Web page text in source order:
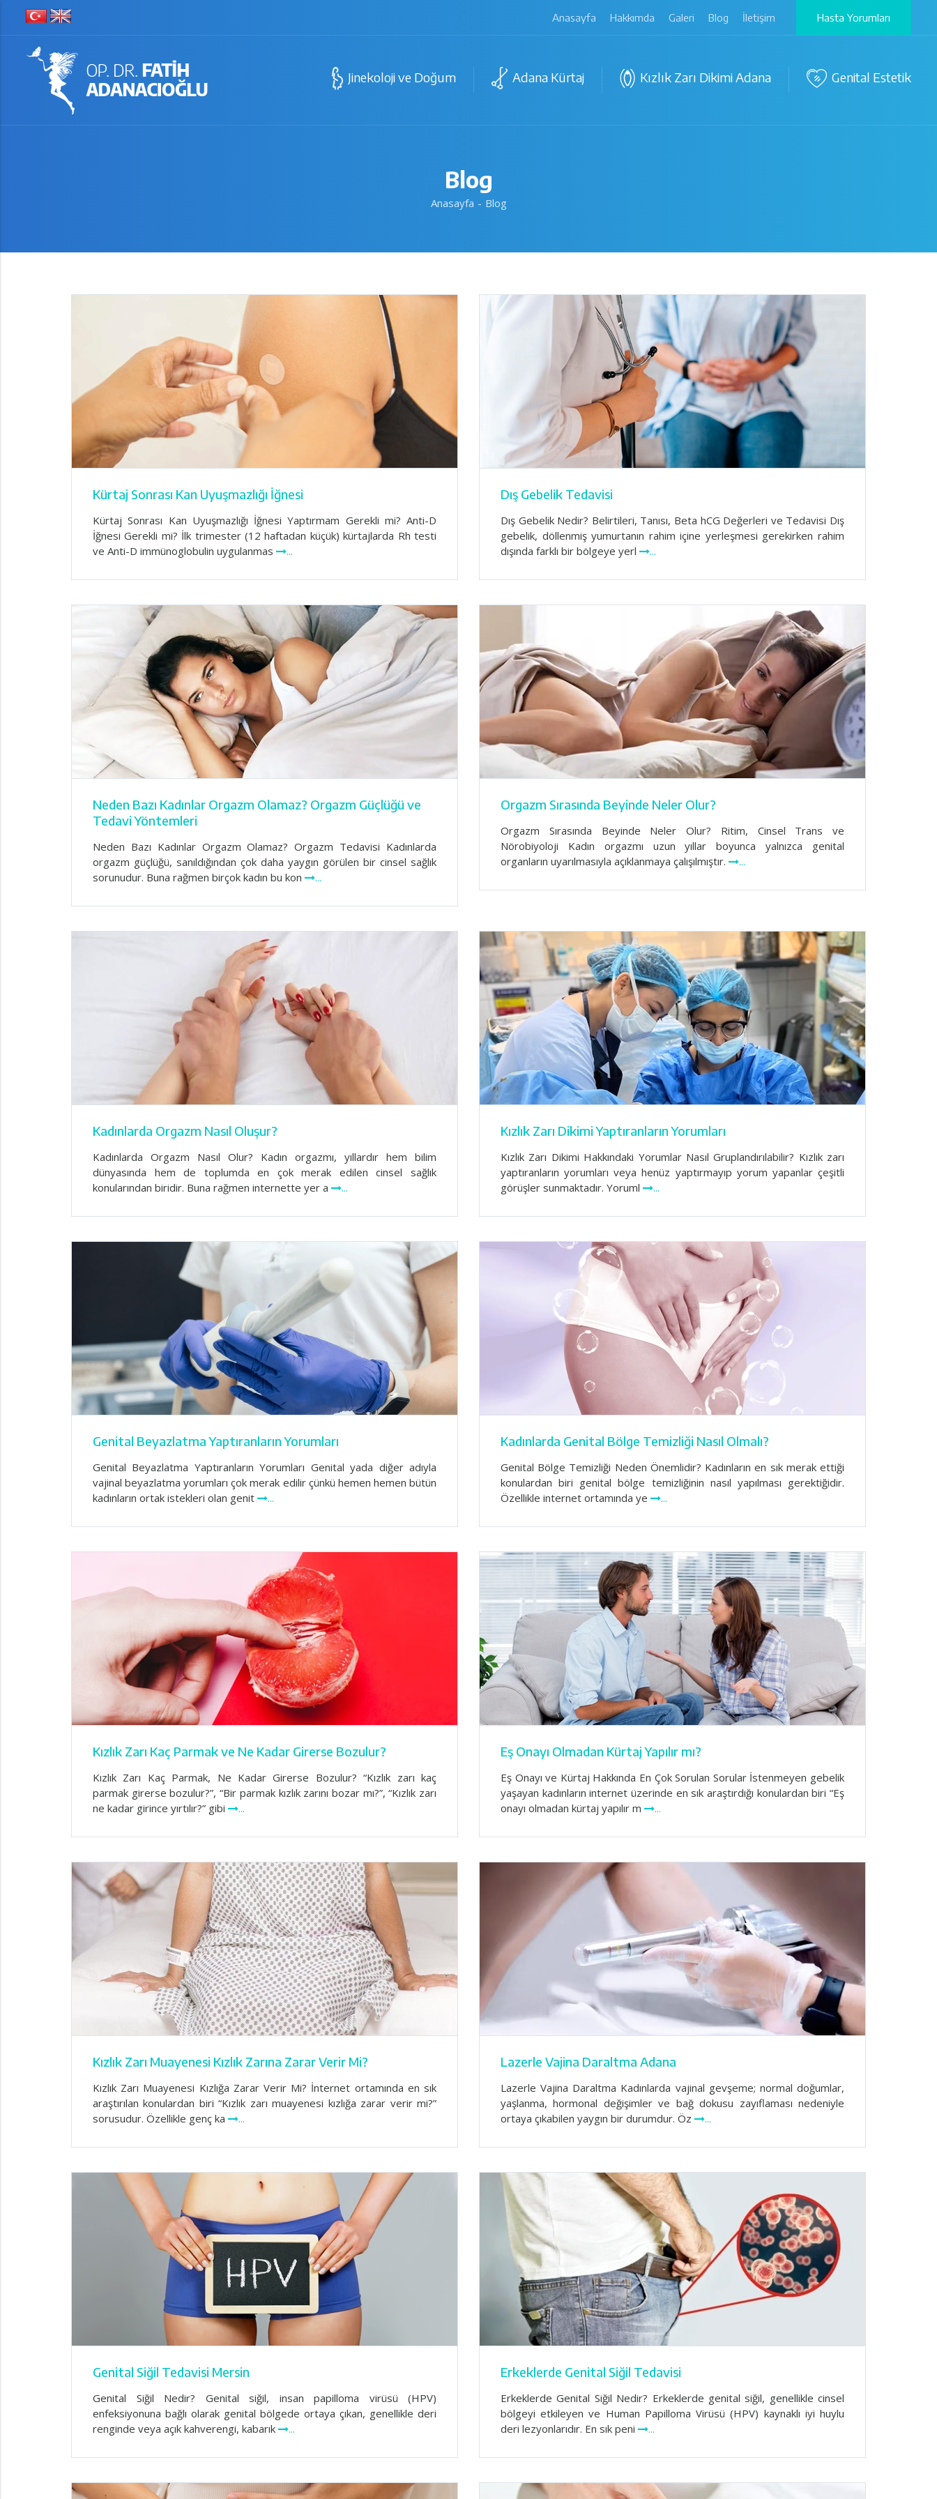
Hasta Yorumları
Anasayfa Hakkımda Galeri Blog İletişim
Jinekoloji ve Doğum Adana Kürtaj Kızlık Zarı Dikimi Adana Genital Estetik
Blog
Anasayfa Blog
Kürtaj Sonrası Kan Uyuşmazlığı İğnesi
Kürtaj Sonrası Kan Uyuşmazlığı İğnesi Yaptırmam Gerekli mi? Anti-D
İğnesi Gerekli mi? İlk trimester (12 haftadan küçük) kürtajlarda Rh testi
ve Anti-D immünoglobulin uygulanmas
...
Dış Gebelik Tedavisi
Dış Gebelik Nedir? Belirtileri, Tanısı, Beta hCG Değerleri ve Tedavisi Dış
gebelik, döllenmiş yumurtanın rahim içine yerleşmesi gerekirken rahim
dışında farklı bir bölgeye yerl
...
Neden Bazı Kadınlar Orgazm Olamaz? Orgazm Güçlüğü ve
Tedavi Yöntemleri
Neden Bazı Kadınlar Orgazm Olamaz? Orgazm Tedavisi Kadınlarda
orgazm güçlüğü, sanıldığından çok daha yaygın görülen bir cinsel sağlık
sorunudur. Buna rağmen birçok kadın bu kon
...
Orgazm Sırasında Beyinde Neler Olur?
Orgazm Sırasında Beyinde Neler Olur? Ritim, Cinsel Trans ve
Nörobiyoloji Kadın orgazmı uzun yıllar boyunca yalnızca genital
organların uyarılmasıyla açıklanmaya çalışılmıştır.
...
Kadınlarda Orgazm Nasıl Oluşur?
Kadınlarda Orgazm Nasıl Olur? Kadın orgazmı, yıllardır hem bilim
dünyasında hem de toplumda en çok merak edilen cinsel sağlık
konularından biridir. Buna rağmen internette yer a
...
Kızlık Zarı Dikimi Yaptıranların Yorumları
Kızlık Zarı Dikimi Hakkındaki Yorumlar Nasıl Gruplandırılabilir? Kızlık zarı
yaptıranların yorumları veya henüz yaptırmayıp yorum yapanlar çeşitli
görüşler sunmaktadır. Yoruml
...
Genital Beyazlatma Yaptıranların Yorumları
Genital Beyazlatma Yaptıranların Yorumları Genital yada diğer adıyla
vajinal beyazlatma yorumları çok merak edilir çünkü hemen hemen bütün
kadınların ortak istekleri olan genit
...
Kadınlarda Genital Bölge Temizliği Nasıl Olmalı?
Genital Bölge Temizliği Neden Önemlidir? Kadınların en sık merak ettiği
konulardan biri genital bölge temizliğinin nasıl yapılması gerektiğidir.
Özellikle internet ortamında ye
...
Kızlık Zarı Kaç Parmak ve Ne Kadar Girerse Bozulur?
Kızlık Zarı Kaç Parmak, Ne Kadar Girerse Bozulur? “Kızlık zarı kaç
parmak girerse bozulur?”, “Bir parmak kızlık zarını bozar mı?”, “Kızlık zarı
ne kadar girince yırtılır?” gibi
...
Eş Onayı Olmadan Kürtaj Yapılır mı?
Eş Onayı ve Kürtaj Hakkında En Çok Sorulan Sorular İstenmeyen gebelik
yaşayan kadınların internet üzerinde en sık araştırdığı konulardan biri “Eş
onayı olmadan kürtaj yapılır m
...
Kızlık Zarı Muayenesi Kızlık Zarına Zarar Verir Mi?
Kızlık Zarı Muayenesi Kızlığa Zarar Verir Mi? İnternet ortamında en sık
araştırılan konulardan biri “Kızlık zarı muayenesi kızlığa zarar verir mi?”
sorusudur. Özellikle genç ka
...
Lazerle Vajina Daraltma Adana
Lazerle Vajina Daraltma Kadınlarda vajinal gevşeme; normal doğumlar,
yaşlanma, hormonal değişimler ve bağ dokusu zayıflaması nedeniyle
ortaya çıkabilen yaygın bir durumdur. Öz
...
Genital Siğil Tedavisi Mersin
Genital Siğil Nedir? Genital siğil, insan papilloma virüsü (HPV)
enfeksiyonuna bağlı olarak genital bölgede ortaya çıkan, genellikle deri
renginde veya açık kahverengi, kabarık
...
Erkeklerde Genital Siğil Tedavisi
Erkeklerde Genital Siğil Nedir? Erkeklerde genital siğil, genellikle cinsel
bölgeyi etkileyen ve Human Papilloma Virüsü (HPV) kaynaklı iyi huylu
deri lezyonlarıdır. En sık peni
...